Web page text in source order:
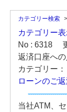
カテゴリー検索 >
カテゴリー
No : 6318
返済口座へ
カテゴリー：
ローンのご
当社ATM、